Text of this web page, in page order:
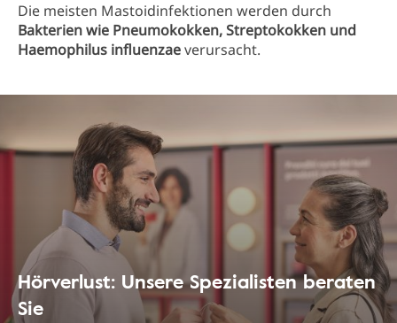
Die meisten Mastoidinfektionen werden durch
Bakterien wie Pneumokokken, Streptokokken und
Haemophilus influenzaeverursacht.
Hörverlust: Unsere Spezialisten beraten
Sie